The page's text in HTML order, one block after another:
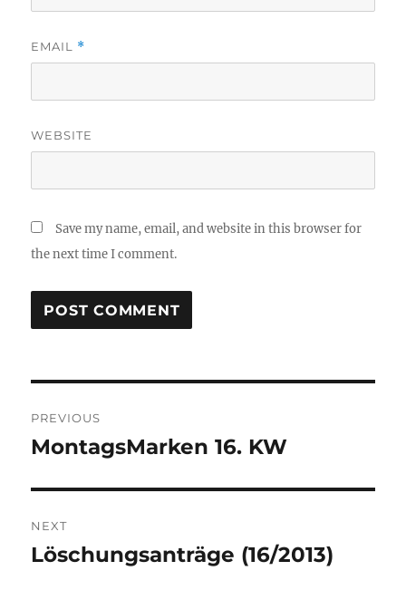
EMAIL *
WEBSITE
Save my name, email, and website in this browser for
the next time I comment.
navigation
PREVIOUS
Previous
MontagsMarken 16. KW
NEXT
Next
Löschungsanträge (16/2013)